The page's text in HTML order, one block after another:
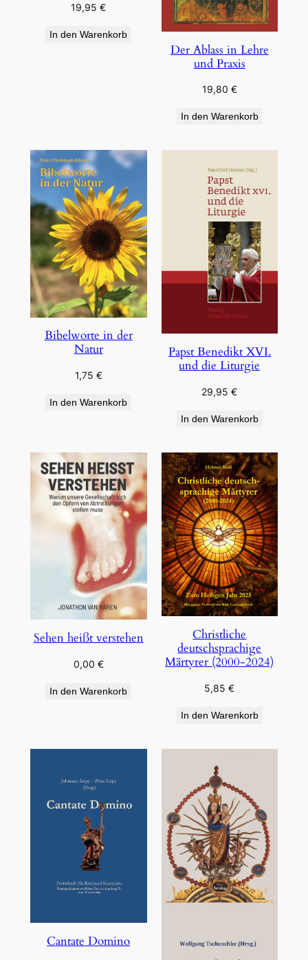
19,95€
In den Warenkorb
Der Ablass in Lehre
und Praxis
19,80 €
In den Warenkorb
Bibelworte in der
Natur
1,75 €
In den Warenkorb
Papst Benedikt XVI.
und die Liturgie
29,95€
In den Warenkorb
Sehen heißt verstehen
0,00 €
In den Warenkorb
Christliche
deutschsprachige
Märtyrer (2000-2024)
5,85€
In den Warenkorb
Cantate Domino